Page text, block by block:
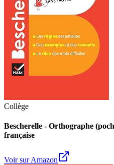
Collège
Bescherelle - Orthographe
française
Voir sur Amazon